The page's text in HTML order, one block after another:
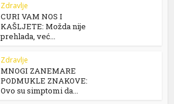
Zdravlje
CURI VAM NOS I
KAŠLJETE: Možda nije
prehlada, već...
Zdravlje
MNOGI ZANEMARE
PODMUKLE ZNAKOVE:
Ovo su simptomi da...